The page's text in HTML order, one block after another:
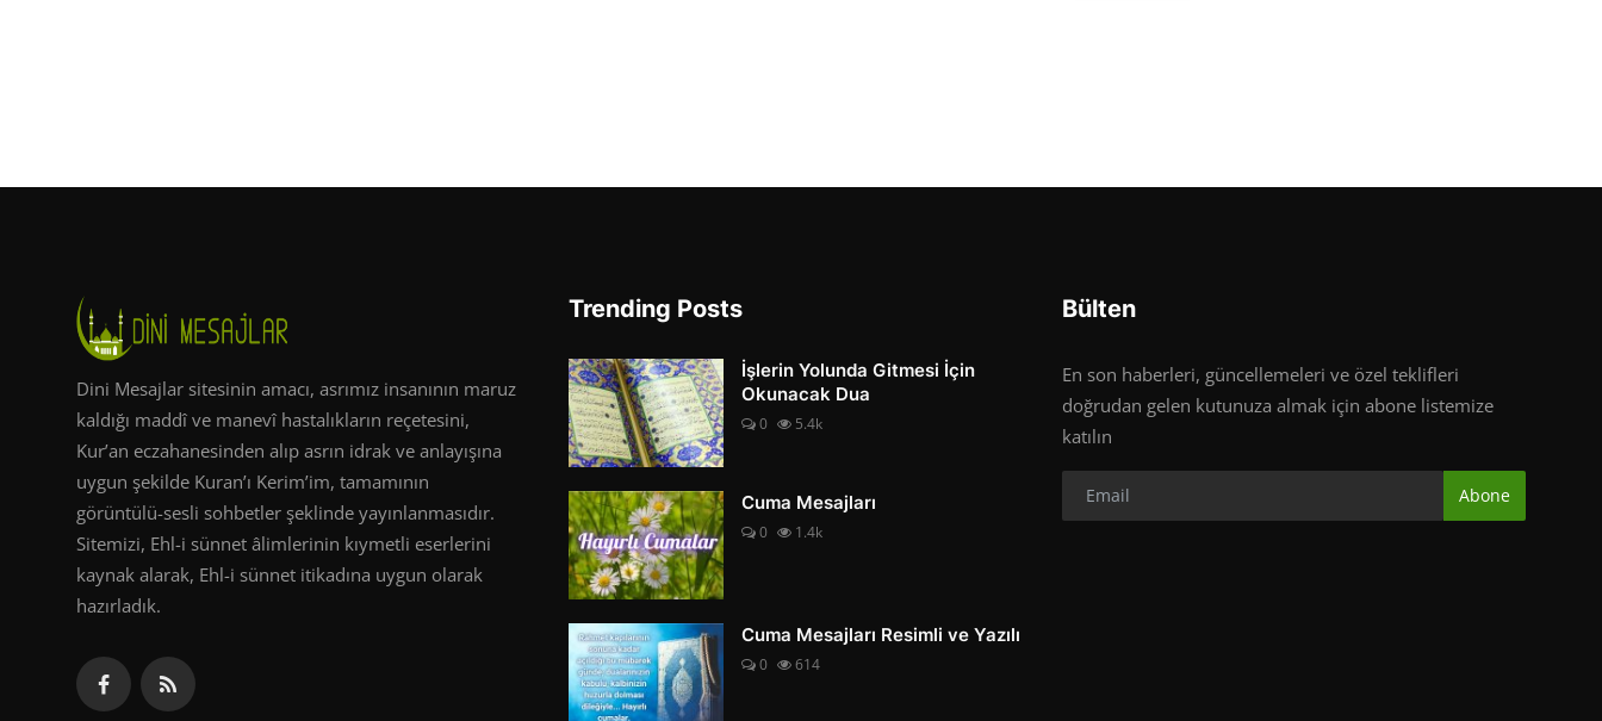
Dini Mesajlar sitesinin amacı, asrımız insanının maruz
kaldığı maddî ve manevî hastalıkların reçetesini,
Kur’an eczahanesinden alıp asrın idrak ve anlayışına
uygun şekilde Kuran’ı Kerim’im, tamamının
görüntülü-sesli sohbetler şeklinde yayınlanmasıdır.
Sitemizi, Ehl-i sünnet âlimlerinin kıymetli eserlerini
kaynak alarak, Ehl-i sünnet itikadına uygun olarak
hazırladık.
Trending Posts
İşlerin Yolunda Gitmesi İçin
Okunacak Dua
0 5.4k
Cuma Mesajları
0 1.4k
Cuma Mesajları Resimli ve Yazılı
0 614
Bülten
En son haberleri, güncellemeleri ve özel teklifleri
doğrudan gelen kutunuza almak için abone listemize
katılın
Abone